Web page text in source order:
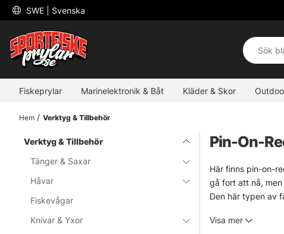
SWE | Svenska
Fiskeprylar Marinelektronik & Båt Kläder & Skor
Hem Verktyg & Tillbehör
Verktyg & Tillbehör
Tänger & Saxar
Håvar
Fiskevågar
Knivar & Yxor
Pin-On-
Här finns pin-on-
gå fort att nå,
Den här typen av
Ett litet
Visa mer